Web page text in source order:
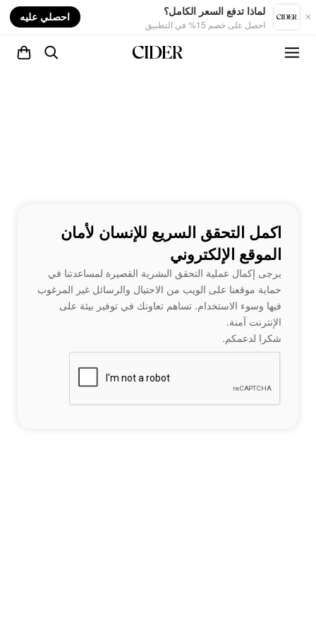
لماذا تدفع السعر الكامل؟
احصل على خصم 15% في التطبيق
احصلي عليه
اكمل التحقق السريع للإنسان لأمان
الموقع الإلكتروني
يرجى إكمال عملية التحقق البشرية القصيرة لمساعدتنا في
حماية موقعنا على الويب من الاحتيال والرسائل غير المرغوب
فيها وسوء الاستخدام. تساهم تعاونك في توفير بيئة على
الإنترنت آمنة.
شكرا لدعمكم.